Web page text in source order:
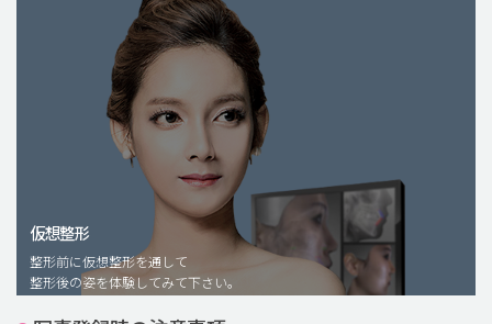
脂肪注入(アンチエイジング)
豊胸手術・バストアップ
プチ整形
仮想整形
整形前に仮想整形を通して
整形後の姿を体験してみて下さい。